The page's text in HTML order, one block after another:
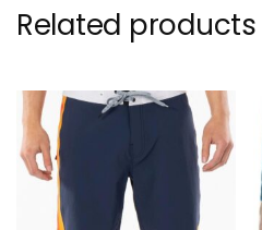
Related products